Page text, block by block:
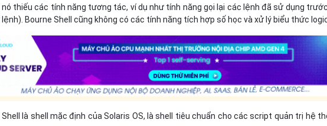
nó thiếu các tính năng tương tác, ví dụ như tính năng gọi lại các lệnh đã sử dụng
Bourne Shell cũng không có các tính năng tích hợp số học và xử lý biểu thức
Shell là shell mặc định của Solaris OS, là shell tiêu chuẩn cho các script quản trị hệ